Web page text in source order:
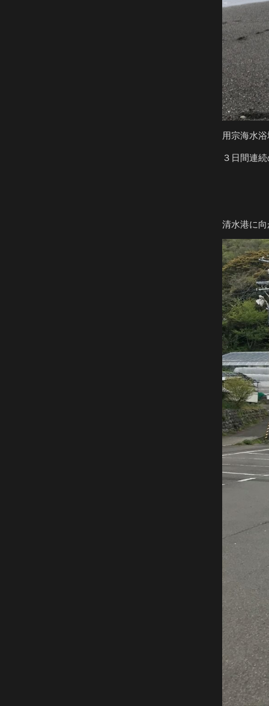
用宗海水
３日間連
清水港に